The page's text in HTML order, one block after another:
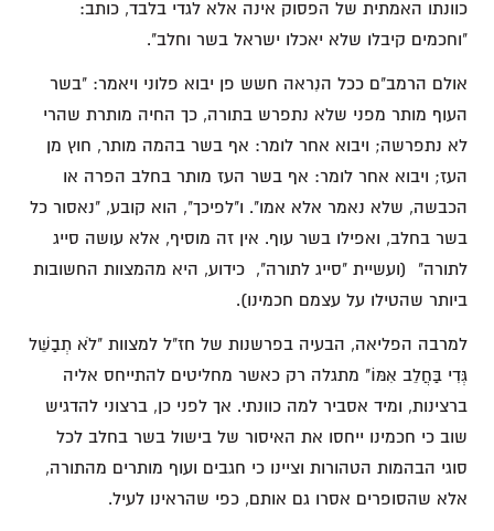
כוונתו האמתית של הפסוק אינה אלא לגדי בלבד, כותב:
"וחכמים קיבלו שלא יאכלו ישראל בשר וחלב".
אולם הרמב"ם ככל הנִראה חשש פן יבוא פלוני ויאמר: "בשר
העוף מותר מפני שלא נתפרש בתורה, כך החיה מותרת שהרי
לא נתפרשה; ויבוא אחר לומר: אף בשר בהמה מותר, חוץ מן
העז; ויבוא אחר לומר: אף בשר העז מותר בחלב הפרה או
הכבשה, שלא נאמר אלא אמו". ו"לפיכך", הוא קובע, "נאסור כל
בשר בחלב, ואפילו בשר עוף. אין זה מוסיף, אלא עושה סייג
לתורה" (ועשיית "סייג לתורה", כידוע, היא מהמצוות החשובות
ביותר שהטילו על עצמם חכמינו).
למרבה הפליאה, הבעיה בפרשנות של חז"ל למצוות "לֹא תְבַשֵּׁל
גְּדִי בַּחֲלֵב אִמּוֹ" מתגלה רק כאשר מחליטים להתייחס אליה
ברצינות, ומיד אסביר למה כוונתי. אך לפני כן, ברצוני להדגיש
שוב כי חכמינו ייחסו את האיסור של בישול בשר בחלב לכל
סוגי הבהמות הטהורות וציינו כי חגבים ועוף מותרים מהתורה,
אלא שהסופרים אסרו גם אותם, כפי שהראינו לעיל.